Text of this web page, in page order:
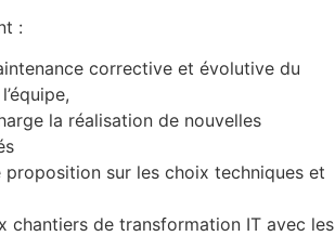
:
corrective et évolutive du
la réalisation de nouvelles
proposition sur les choix techniques et
chantiers de transformation IT avec les